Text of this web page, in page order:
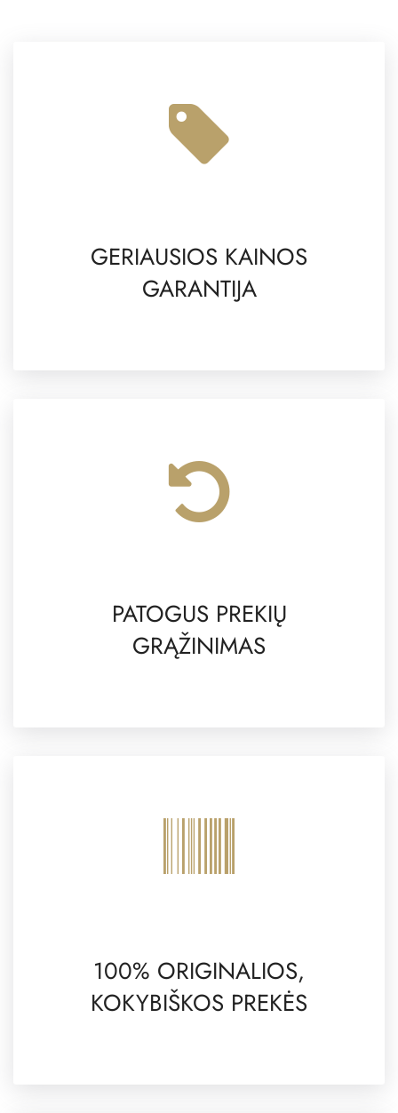
GERIAUSIOS KAINOS
GARANTIJA
PATOGUS PREKIŲ
GRĄŽINIMAS
100% ORIGINALIOS,
KOKYBIŠKOS PREKĖS